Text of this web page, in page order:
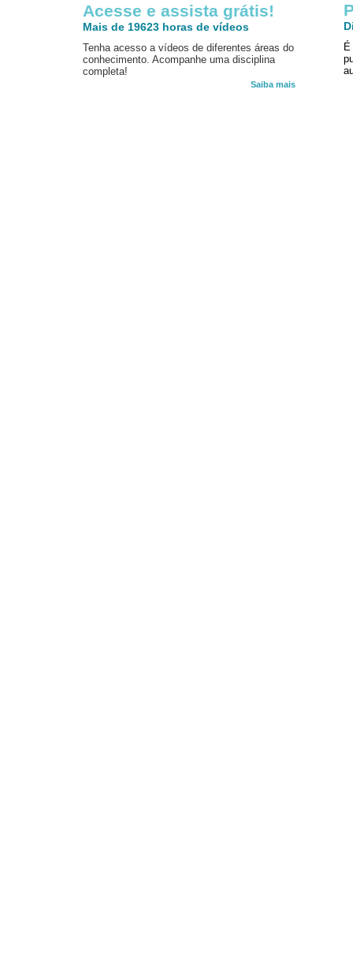
Acesse e assista grátis!
Mais de 19623 horas de vídeos
Tenha acesso a vídeos de diferentes áreas do
conhecimento. Acompanhe uma disciplina
completa!
Saiba mais